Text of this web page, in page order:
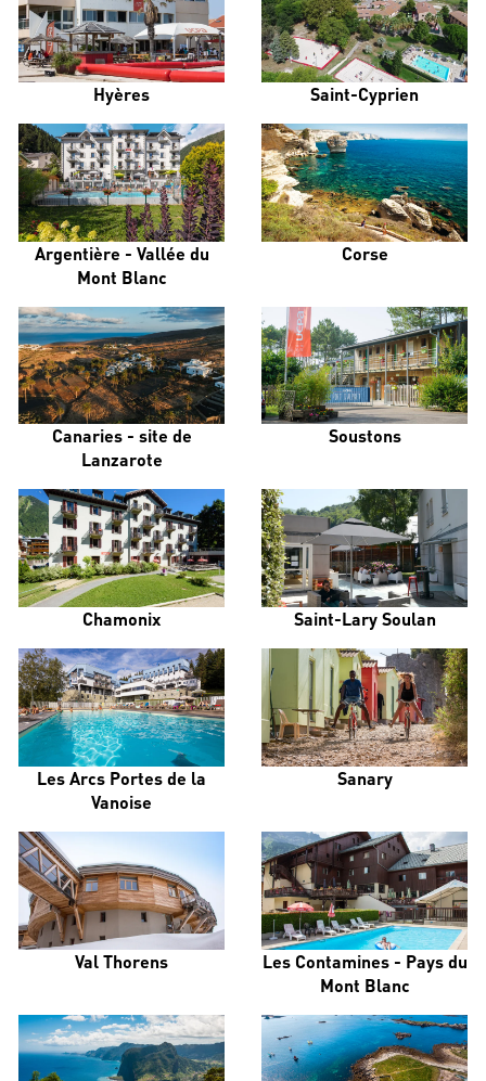
Hyères Saint-Cyprien
Argentière - Vallée du
Mont Blanc
Corse
Canaries - site de
Lanzarote
Soustons
Chamonix Saint-Lary Soulan
Les Arcs Portes de la
Vanoise
Sanary
Val Thorens
Les Contamines - Pays du
Mont Blanc